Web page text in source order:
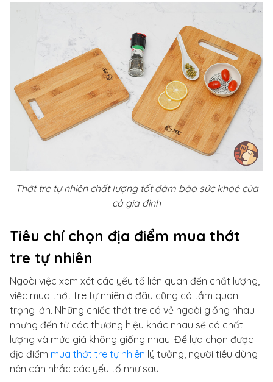
Thớt tre tự nhiên chất lượng tốt đảm bảo sức khoẻ của
cả gia đình
Tiêu chí chọn địa điểm mua thớt
tre tự nhiên
Ngoài việc xem xét các yếu tố liên quan đến chất lượng,
việc mua thớt tre tự nhiên ở đâu cũng có tầm quan
trọng lớn. Những chiếc thớt tre có vẻ ngoài giống nhau
nhưng đến từ các thương hiệu khác nhau sẽ có chất
lượng và mức giá không giống nhau. Để lựa chọn được
địa điểm mua thớt tre tự nhiên lý tưởng, người tiêu dùng
nên cân nhắc các yếu tố như sau: